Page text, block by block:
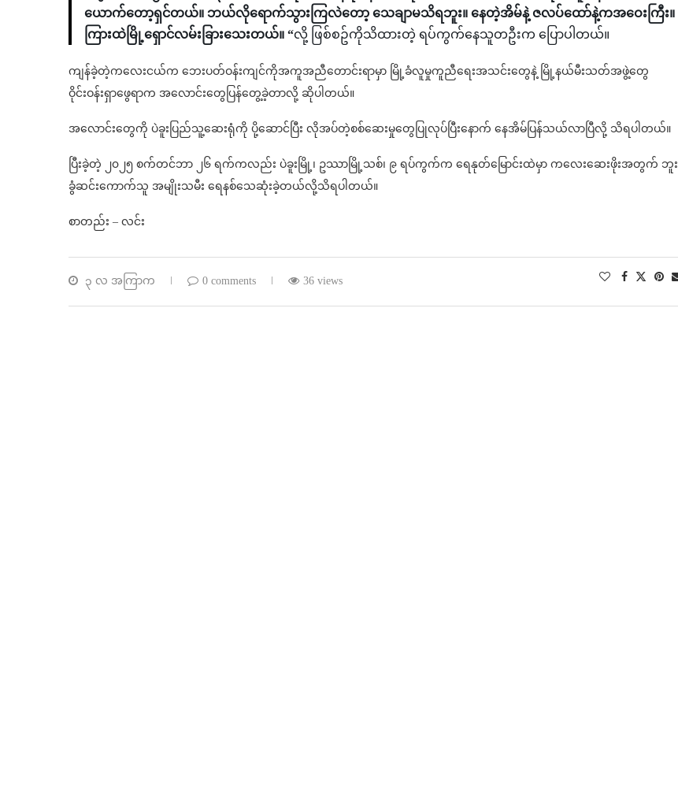
ယောက်တော့ရှင်တယ်။ ဘယ်လိုရောက်သွားကြလဲတော့ သေချာမသိရဘူး။ နေတဲ့အိမ်နဲ့ ဇလပ်ထော်နဲ့ကအဝေးကြီး။
ကြားထဲမြို့ရှောင်လမ်းခြားသေးတယ်။ “လို့ ဖြစ်စဥ်ကိုသိထားတဲ့ ရပ်ကွက်နေသူတဦးက ပြောပါတယ်။
ကျန်ခဲ့တဲ့ကလေးငယ်က ဘေးပတ်ဝန်းကျင်ကိုအကူအညီတောင်းရာမှာ မြို့ခံလူမှုကူညီရေးအသင်းတွေနဲ့ မြို့နယ်မီးသတ်အဖွဲ့တွေ
ဝိုင်းဝန်းရှာဖွေရာက အလောင်းတွေပြန်တွေ့ခဲ့တာလို့ ဆိုပါတယ်။
အလောင်းတွေကို ပဲခူးပြည်သူ့ဆေးရုံကို ပို့ဆောင်ပြီး လိုအပ်တဲ့စစ်ဆေးမှုတွေပြုလုပ်ပြီးနောက် နေအိမ်ပြန်သယ်လာပြီလို့ သိရပါတယ်။
ပြီးခဲ့တဲ့ ၂၀၂၅ စက်တင်ဘာ ၂၆ ရက်ကလည်း ပဲခူးမြို့၊ ဥဿာမြို့သစ်၊ ၉ ရပ်ကွက်က ရေနုတ်မြောင်းထဲမှာ ကလေးဆေးဖိုးအတွက် ဘူး
ခွံဆင်းကောက်သူ အမျိုးသမီး ရေနစ်သေဆုံးခဲ့တယ်လို့သိရပါတယ်။
စာတည်း – လင်း
၃ လ အကြာက 0 comments 36 views